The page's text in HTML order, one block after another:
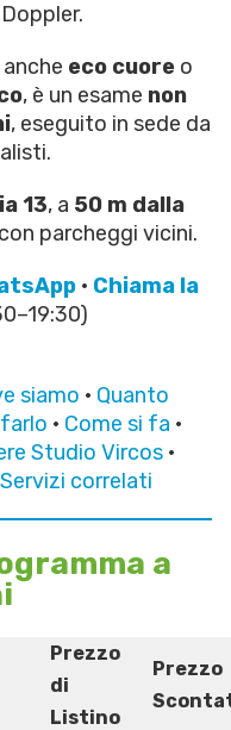
eco cuoreo
, è un esame non
, eseguito in sede da
13, a 50 m dalla
parcheggi vicini.
· Chiama la
siamo · Quanto
· Come si fa ·
Studio Vircos ·
Servizi correlati
a
Prezzo
di
Listino
Prezzo